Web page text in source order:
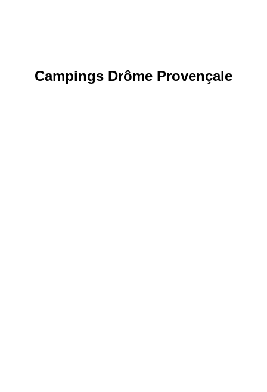
Campings Drôme Provençale